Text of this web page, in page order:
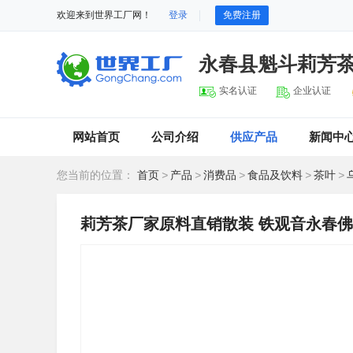
欢迎来到世界工厂网！ 登录 免费注册
永春县魁斗莉芳
实名认证 企业认证
网站首页 公司介绍 供应产品 新闻中
您当前的位置： 首页 > 产品 >消费品 >食品及饮料 >茶叶 >
莉芳茶厂家原料直销散装 铁观音永春